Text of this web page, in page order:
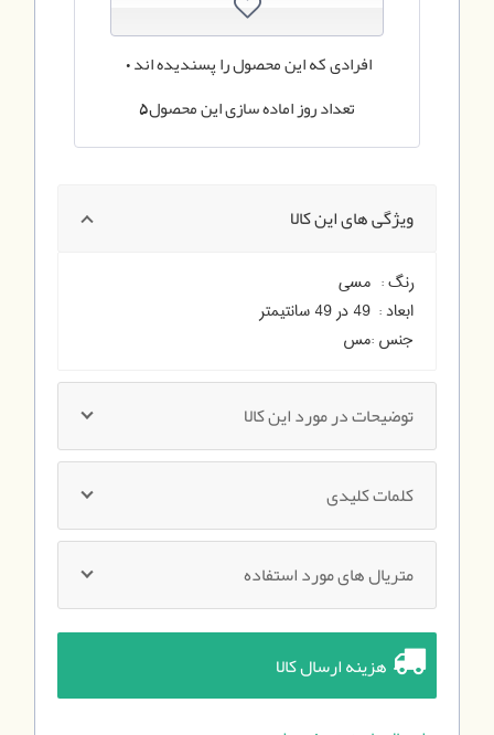
0 افرادی که این محصول را پسندیده اند
تعداد روز اماده سازی این محصول5
ویژگی های این کالا
رنگ : مسی
ابعاد : 49 در 49 سانتیمتر
جنس :مس
توضیحات در مورد این کالا
کلمات کلیدی
متریال های مورد استفاده
هزینه ارسال کالا